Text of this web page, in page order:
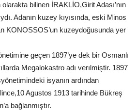
bilinen İRAKLİO,Girit Adası’nın
Adanın kuzey kıyısında, eski Minos
KONOSSOS’un kuzeydoğusunda yer
geçen 1897’ye dek bir Osmanlı
Megalokastro adı verılmiştir. 1897
isyanın ardından
Agustos 1913 tarihinde Bükreş
bağlanmıştır.